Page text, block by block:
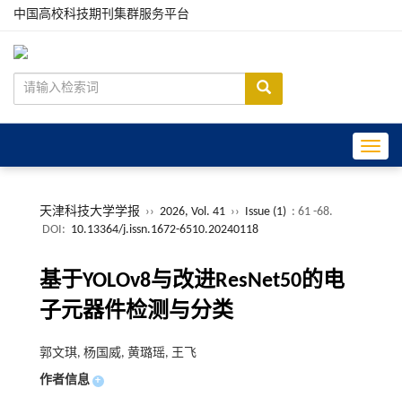
中国高校科技期刊集群服务平台
天津科技大学学报 ›› 2026, Vol. 41 ›› Issue (1) : 61 -68.
DOI: 10.13364/j.issn.1672-6510.20240118
基于YOLOv8与改进ResNet50的电
子元器件检测与分类
郭文琪, 杨国威, 黄璐瑶, 王飞
作者信息 +